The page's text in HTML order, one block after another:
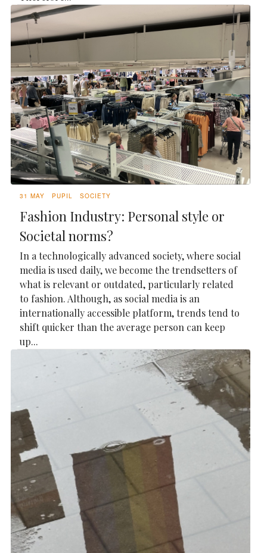
31 MAY PUPIL SOCIETY
Fashion Industry: Personal style or
Societal norms?
In a technologically advanced society, where social
media is used daily, we become the trendsetters of
what is relevant or outdated, particularly related
to fashion. Although, as social media is an
internationally accessible platform, trends tend to
shift quicker than the average person can keep
up...